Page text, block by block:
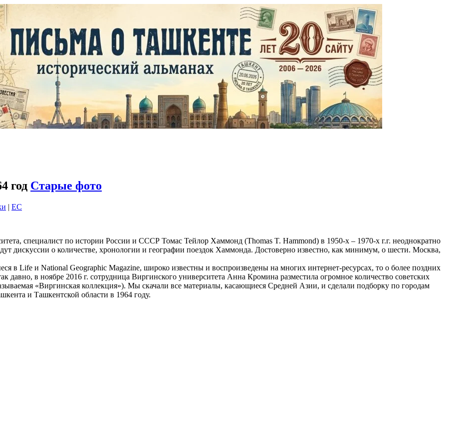
год Старые фото
| EC
специалист по истории России и СССР Томас Тейлор Хаммонд (Thomas T. Hammond) в 1950-х – 1970-х г.г. неоднократно
дискуссии о количестве, хронологии и географии поездок Хаммонда. Достоверно известно, как минимум, о шести. Москва,
в Life и National Geographic Magazine, широко известны и воспроизведены на многих интернет-ресурсах, то о более поздних
давно, в ноябре 2016 г. сотрудница Виргинского университета Анна Кромина разместила огромное количество советских
«Виргинская коллекция»). Мы скачали все материалы, касающиеся Средней Азии, и сделали подборку по городам
и Ташкентской области в 1964 году.